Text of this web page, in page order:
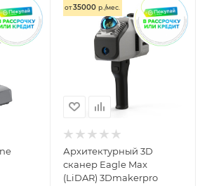
от35000 р./мес.
Архитектурный 3D
сканер Eagle Max
(LiDAR) 3Dmakerpro